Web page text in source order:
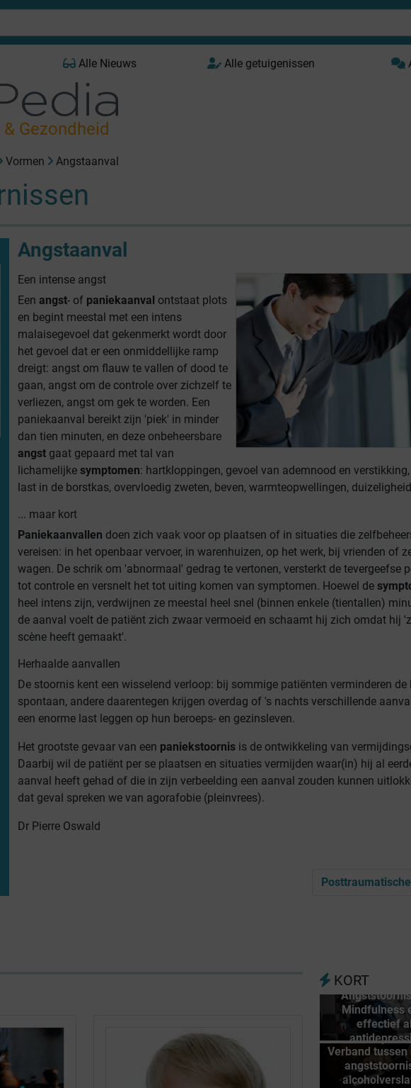
Alle Nieuws Alle getuigenissen
Gezondheid
Vormen Angstaanval
Angstaanval
Een intense angst
Een angst- of paniekaanval ontstaat plots
en begint meestal met een intens
malaisegevoel dat gekenmerkt wordt door
het gevoel dat er een onmiddellijke ramp
dreigt: angst om flauw te vallen of dood te
gaan, angst om de controle over zichzelf te
verliezen, angst om gek te worden. Een
paniekaanval bereikt zijn 'piek' in minder
dan tien minuten, en deze onbeheersbare
angstgaat gepaard met tal van
lichamelijke symptomen: hartkloppingen, gevoel van ademnood en
last in de borstkas, overvloedig zweten, beven, warmteopwellingen,
... maar kort
Paniekaanvallen doen zich vaak voor op plaatsen of in situaties die
vereisen: in het openbaar vervoer, in warenhuizen, op het werk, bij vrienden of
wagen. De schrik om 'abnormaal' gedrag te vertonen, versterkt de tevergeefse
tot controle en versnelt het tot uiting komen van symptomen. Hoewel de
heel intens zijn, verdwijnen ze meestal heel snel (binnen enkele (tientallen)
de aanval voelt de patiënt zich zwaar vermoeid en schaamt hij zich omdat hij
scène heeft gemaakt'.
Herhaalde aanvallen
De stoornis kent een wisselend verloop: bij sommige patiënten verminderen de
spontaan, andere daarentegen krijgen overdag of 's nachts verschillende
een enorme last leggen op hun beroeps- en gezinsleven.
Het grootste gevaar van een paniekstoornisis de ontwikkeling van
Daarbij wil de patiënt per se plaatsen en situaties vermijden waar(in) hij al
aanval heeft gehad of die in zijn verbeelding een aanval zouden kunnen
dat geval spreken we van agorafobie (pleinvrees).
Dr Pierre Oswald
KORT
Mindfulness
effectief
Verband tussen